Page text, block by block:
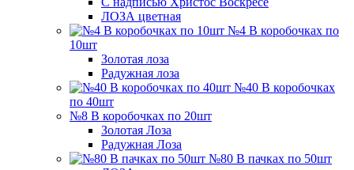
ЛОЗА цветная
№4 В коробочках по
10шт
Золотая лоза
Радужная лоза
№40 В коробочках
по 40шт
№8 В коробочках по 20шт
Золотая Лоза
Радужная Лоза
№80 В пачках по 50шт